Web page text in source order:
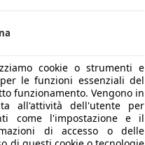
cookie o strumenti e
le funzioni essenziali del
funzionamento. Vengono in
all'attività dell'utente per
come l'impostazione e il
di accesso o delle